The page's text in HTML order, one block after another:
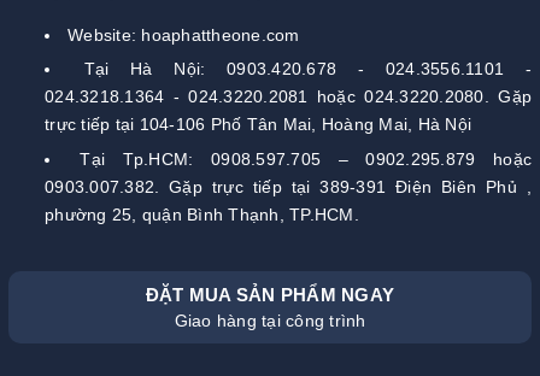
Website: hoaphattheone.com
Tại Hà Nội: 0903.420.678 - 024.3556.1101 -
024.3218.1364 - 024.3220.2081 hoặc 024.3220.2080. Gặp
trực tiếp tại 104-106 Phố Tân Mai, Hoàng Mai, Hà Nội
Tại Tp.HCM: 0908.597.705 – 0902.295.879 hoặc
0903.007.382. Gặp trực tiếp tại 389-391 Điện Biên Phủ ,
phường 25, quận Bình Thạnh, TP.HCM.
ĐẶT MUA SẢN PHẨM NGAY
Giao hàng tại công trình